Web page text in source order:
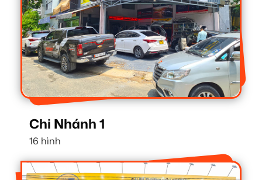
Chi Nhánh 1
16 hình